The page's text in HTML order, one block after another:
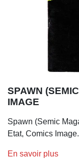
SPAWN
IMAGE
Spawn (Semic
Etat, Comics Image.
En savoir plus